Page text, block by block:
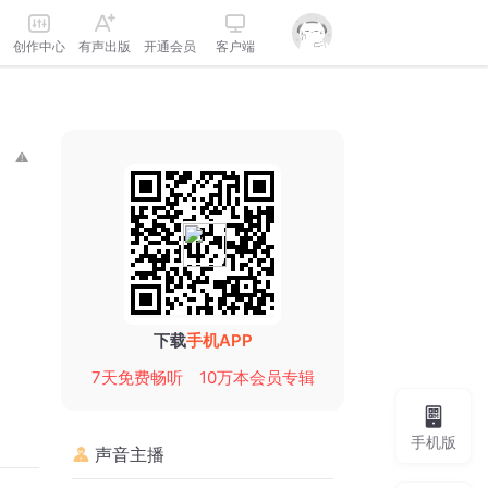
创作中心 有声出版 开通会员 客户端
下载手机APP
7天免费畅听
10万本会员专辑
声音主播
手机版